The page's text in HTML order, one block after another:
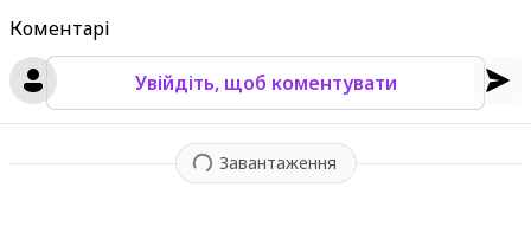
Коментарі
Увійдіть, щоб коментувати
Завантаження